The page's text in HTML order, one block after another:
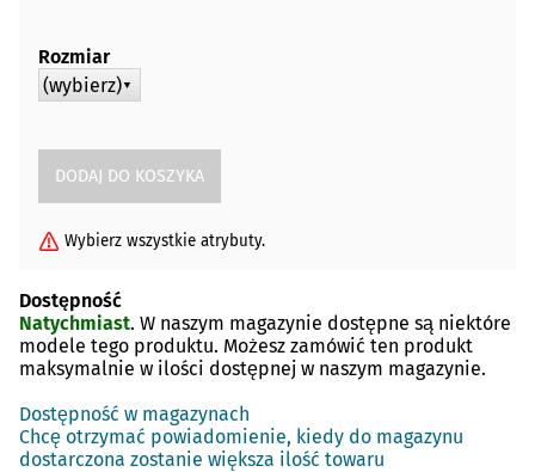
Rozmiar
(wybierz) ▼
Wybierz wszystkie atrybuty.
Dostępność
Natychmiast. W naszym magazynie dostępne są niektóre
modele tego produktu. Możesz zamówić ten produkt
maksymalnie w ilości dostępnej w naszym magazynie.
Dostępność w magazynach
Chcę otrzymać powiadomienie, kiedy do magazynu
dostarczona zostanie większa ilość towaru